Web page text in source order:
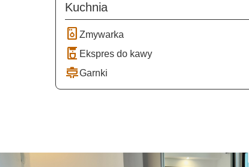
Kuchnia
dishwasher_gen Zmywarka
coffee_maker Ekspres do kawy
cookingGarnki